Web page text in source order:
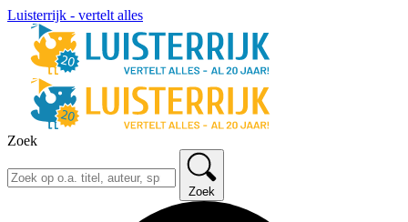
Luisterrijk - vertelt alles
Zoek
Zoek